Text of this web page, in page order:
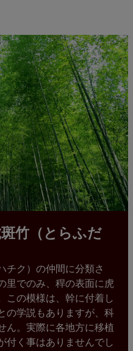
竹（とらふだ
チク）の仲間に分類さ
里でのみ、稈の表面に虎
この模様は、幹に付着し
の学説もありますが、科
ん。実際に各地方に移植
付く事はありませんでし